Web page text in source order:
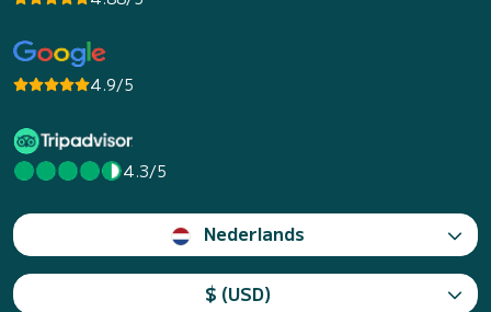
4.9/5
4.3/5
Nederlands
$ (USD)